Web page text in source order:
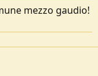
mezzo gaudio!